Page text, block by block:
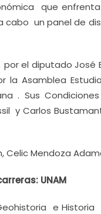
que enfrenta
cabo un panel de
por el diputado
la Asamblea
. Sus
y Carlos
Celic Mendoza
UNAM
e